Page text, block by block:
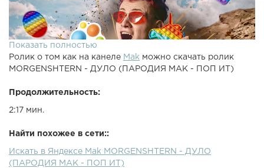
Показать полностью
Ролик о том как на канеле Mak можно скачать ролик
MORGENSHTERN - ДУЛО (ПАРОДИЯ MAK - ПОП ИТ)
Продолжительность:
2:17 мин.
Найти похожее в сети::
Искать в Яндексе Mak MORGENSHTERN - ДУЛО
(ПАРОДИЯ MAK - ПОП ИТ)